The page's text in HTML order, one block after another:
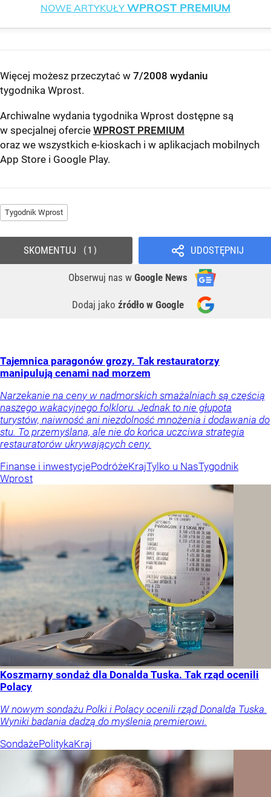
NOWE ARTYKUŁY WPROST PREMIUM
Więcej możesz przeczytać w 7/2008 wydaniu
tygodnika Wprost.
Archiwalne wydania tygodnika Wprost dostępne są
w specjalnej ofercie WPROST PREMIUM
oraz we wszystkich e-kioskach i w aplikacjach mobilnych
App Store i Google Play.
Tygodnik Wprost
UDOSTĘPNIJ
Obserwuj nas w Google News
Dodaj jako źródło w Google
SKOMENTUJ 1
Tajemnica paragonów grozy. Tak restauratorzy
manipulują cenami nad morzem
Narzekanie na ceny w nadmorskich smażalniach są częścią
naszego wakacyjnego folkloru. Jednak to nie głupota
turystów, naiwność ani niezdolność mnożenia i dodawania do
stu. To przemyślana, ale nie do końca uczciwa strategia
restauratorów ukrywających ceny.
Finanse i inwestycjePodróżeKrajTylko u NasTygodnik
Wprost
Koszmarny sondaż dla Donalda Tuska. Tak rząd ocenili
Polacy
W nowym sondażu Polki i Polacy ocenili rząd Donalda Tuska.
Wyniki badania dadzą do myślenia premierowi.
SondażePolitykaKraj